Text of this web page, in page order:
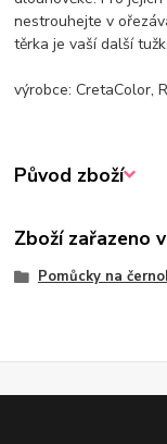
nestrouhejte v
těrka je vaší další
výrobce: CretaColor,
Původ zboží
Zboží zařazeno
Pomůcky na